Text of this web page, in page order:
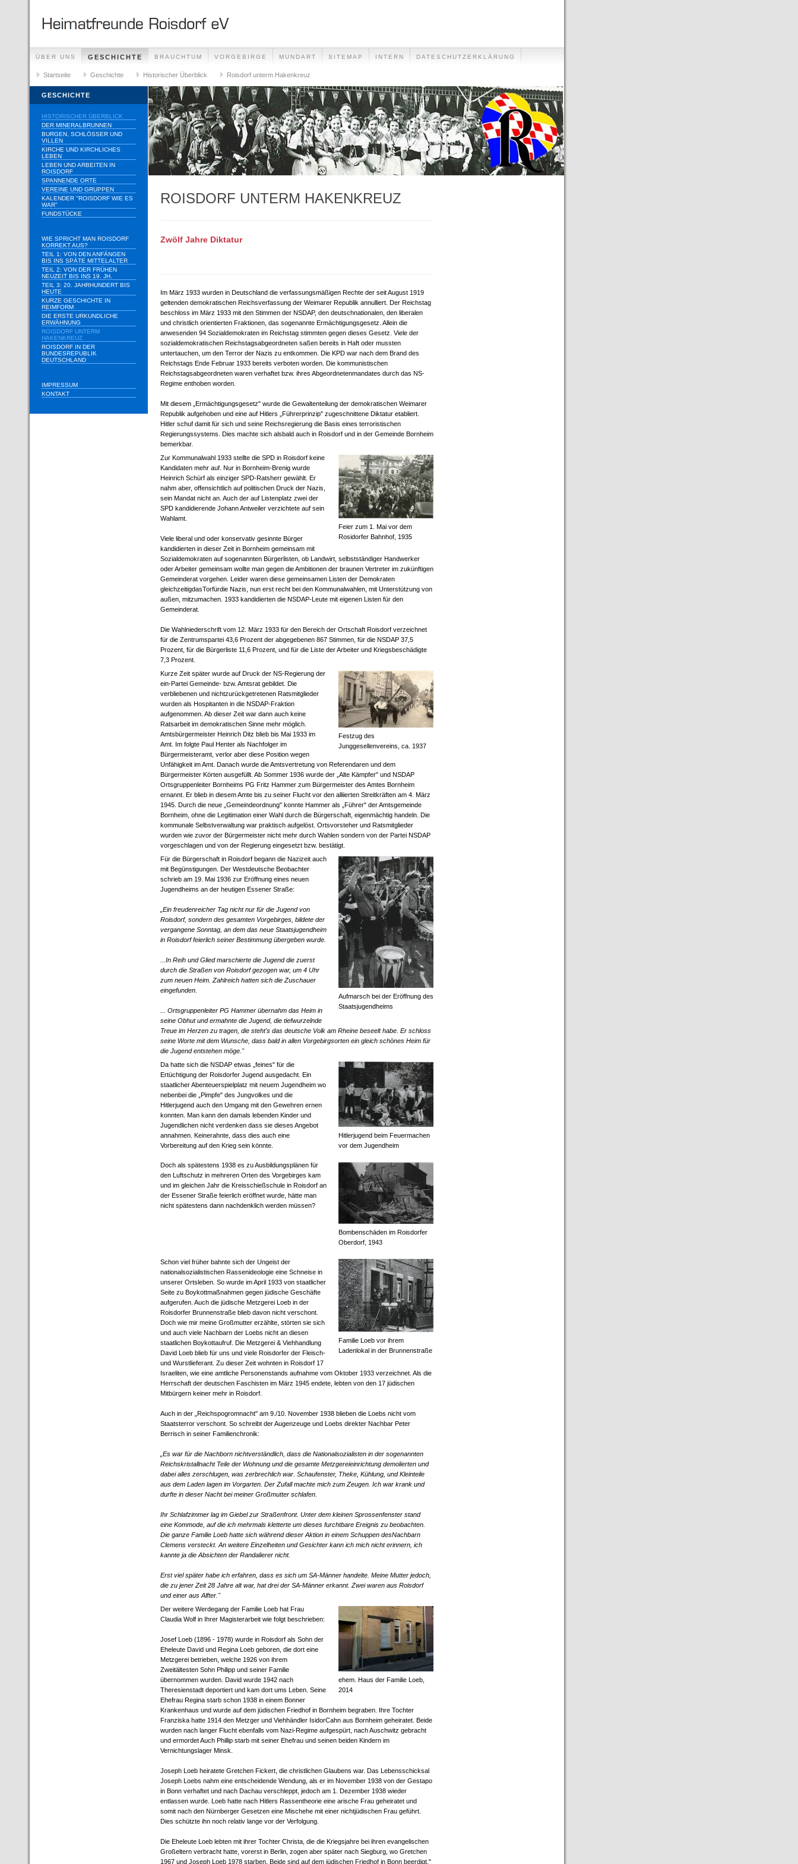
ÜBER UNS GESCHICHTE BRAUCHTUM VORGEBIRGE MUNDART SITEMAP INTERN DATESCHUTZERKLÄRUNG
Startseite Geschichte Historischer Überblick Roisdorf unterm Hakenkreuz
GESCHICHTE
HISTORISCHER ÜBERBLICK
DER MINERALBRUNNEN
BURGEN, SCHLÖSSER UND
VILLEN
KIRCHE UND KIRCHLICHES
LEBEN
LEBEN UND ARBEITEN IN
ROISDORF
SPANNENDE ORTE
VEREINE UND GRUPPEN
KALENDER "ROISDORF WIE ES
WAR"
FUNDSTÜCKE
WIE SPRICHT MAN ROISDORF
KORREKT AUS?
TEIL 1: VON DEN ANFÄNGEN
BIS INS SPÄTE MITTELALTER
TEIL 2: VON DER FRÜHEN
NEUZEIT BIS INS 19. JH.
TEIL 3: 20. JAHRHUNDERT BIS
HEUTE
KURZE GESCHICHTE IN
REIMFORM
DIE ERSTE URKUNDLICHE
ERWÄHNUNG
ROISDORF UNTERM
HAKENKREUZ
ROISDORF IN DER
BUNDESREPUBLIK
DEUTSCHLAND
IMPRESSUM
KONTAKT
ROISDORF UNTERM HAKENKREUZ
Zwölf Jahre Diktatur
Im März 1933 wurden in Deutschland die verfassungsmäßigen Rechte der seit August 1919
geltenden demokratischen Reichsverfassung der Weimarer Republik annulliert. Der Reichstag
beschloss im März 1933 mit den Stimmen der NSDAP, den deutschnationalen, den liberalen
und christlich orientierten Fraktionen, das sogenannte Ermächtigungsgesetz. Allein die
anwesenden 94 Sozialdemokraten im Reichstag stimmten gegen dieses Gesetz. Viele der
sozialdemokratischen Reichstagsabgeordneten saßen bereits in Haft oder mussten
untertauchen, um den Terror der Nazis zu entkommen. Die KPD war nach dem Brand des
Reichstags Ende Februar 1933 bereits verboten worden. Die kommunistischen
Reichstagsabgeordneten waren verhaftet bzw. ihres Abgeordnetenmandates durch das NS-
Regime enthoben worden.
Mit diesem „Ermächtigungsgesetz" wurde die Gewaltenteilung der demokratischen Weimarer
Republik aufgehoben und eine auf Hitlers „Führerprinzip" zugeschnittene Diktatur etabliert.
Hitler schuf damit für sich und seine Reichsregierung die Basis eines terroristischen
Regierungssystems. Dies machte sich alsbald auch in Roisdorf und in der Gemeinde Bornheim
bemerkbar.
Feier zum 1. Mai vor dem
Rosidorfer Bahnhof, 1935
Zur Kommunalwahl 1933 stellte die SPD in Roisdorf keine
Kandidaten mehr auf. Nur in Bornheim-Brenig wurde
Heinrich Schürf als einziger SPD-Ratsherr gewählt. Er
nahm aber, offensichtlich auf politischen Druck der Nazis,
sein Mandat nicht an. Auch der auf Listenplatz zwei der
SPD kandidierende Johann Antweiler verzichtete auf sein
Wahlamt.
Viele liberal und oder konservativ gesinnte Bürger
kandidierten in dieser Zeit in Bornheim gemeinsam mit
Sozialdemokraten auf sogenannten Bürgerlisten, ob Landwirt, selbstständiger Handwerker
oder Arbeiter gemeinsam wollte man gegen die Ambitionen der braunen Vertreter im zukünftigen
Gemeinderat vorgehen. Leider waren diese gemeinsamen Listen der Demokraten
gleichzeitigdasTorfürdie Nazis, nun erst recht bei den Kommunalwahlen, mit Unterstützung von
außen, mitzumachen. 1933 kandidierten die NSDAP-Leute mit eigenen Listen für den
Gemeinderat.
Die Wahlniederschrift vom 12. März 1933 für den Bereich der Ortschaft Roisdorf verzeichnet
für die Zentrumspartei 43,6 Prozent der abgegebenen 867 Stimmen, für die NSDAP 37,5
Prozent, für die Bürgerliste 11,6 Prozent, und für die Liste der Arbeiter und Kriegsbeschädigte
7,3 Prozent.
Festzug des
Junggesellenvereins, ca. 1937
Kurze Zeit später wurde auf Druck der NS-Regierung der
ein-Partei Gemeinde- bzw. Amtsrat gebildet. Die
verbliebenen und nichtzurückgetretenen Ratsmitglieder
wurden als Hospitanten in die NSDAP-Fraktion
aufgenommen. Ab dieser Zeit war dann auch keine
Ratsarbeit im demokratischen Sinne mehr möglich.
Amtsbürgermeister Heinrich Ditz blieb bis Mai 1933 im
Amt. Im folgte Paul Henter als Nachfolger im
Bürgermeisteramt, verlor aber diese Position wegen
Unfähigkeit im Amt. Danach wurde die Amtsvertretung von Referendaren und dem
Bürgermeister Körten ausgefüllt. Ab Sommer 1936 wurde der „Alte Kämpfer" und NSDAP
Ortsgruppenleiter Bornheims PG Fritz Hammer zum Bürgermeister des Amtes Bornheim
ernannt. Er blieb in diesem Amte bis zu seiner Flucht vor den alliierten Streitkräften am 4. März
1945. Durch die neue „Gemeindeordnung" konnte Hammer als „Führer" der Amtsgemeinde
Bornheim, ohne die Legitimation einer Wahl durch die Bürgerschaft, eigenmächtig handeln. Die
kommunale Selbstverwaltung war praktisch aufgelöst. Ortsvorsteher und Ratsmitglieder
wurden wie zuvor der Bürgermeister nicht mehr durch Wahlen sondern von der Partei NSDAP
vorgeschlagen und von der Regierung eingesetzt bzw. bestätigt.
Aufmarsch bei der Eröffnung des
Staatsjugendheims
Für die Bürgerschaft in Roisdorf begann die Nazizeit auch
mit Begünstigungen. Der Westdeutsche Beobachter
schrieb am 19. Mai 1936 zur Eröffnung eines neuen
Jugendheims an der heutigen Essener Straße:
„Ein freudenreicher Tag nicht nur für die Jugend von
Roisdorf, sondern des gesamten Vorgebirges, bildete der
vergangene Sonntag, an dem das neue Staatsjugendheim
in Roisdorf feierlich seiner Bestimmung übergeben wurde.
...In Reih und Glied marschierte die Jugend die zuerst
durch die Straßen von Roisdorf gezogen war, um 4 Uhr
zum neuen Heim. Zahlreich hatten sich die Zuschauer
eingefunden.
... Ortsgruppenleiter PG Hammer übernahm das Heim in
seine Obhut und ermahnte die Jugend, die tiefwurzelnde
Treue im Herzen zu tragen, die steht's das deutsche Volk am Rheine beseelt habe. Er schloss
seine Worte mit dem Wunsche, dass bald in allen Vorgebirgsorten ein gleich schönes Heim für
die Jugend entstehen möge."
Hitlerjugend beim Feuermachen
vor dem Jugendheim
Da hatte sich die NSDAP etwas „feines" für die
Ertüchtigung der Roisdorfer Jugend ausgedacht. Ein
staatlicher Abenteuerspielplatz mit neuem Jugendheim wo
nebenbei die „Pimpfe" des Jungvolkes und die
Hitlerjugend auch den Umgang mit den Gewehren ernen
konnten. Man kann den damals lebenden Kinder und
Jugendlichen nicht verdenken dass sie dieses Angebot
annahmen. Keinerahnte, dass dies auch eine
Vorbereitung auf den Krieg sein könnte.
Bombenschäden im Roisdorfer
Oberdorf, 1943
Doch als spätestens 1938 es zu Ausbildungsplänen für
den Luftschutz in mehreren Orten des Vorgebirges kam
und im gleichen Jahr die Kreisschießschule in Roisdorf an
der Essener Straße feierlich eröffnet wurde, hätte man
nicht spätestens dann nachdenklich werden müssen?
Familie Loeb vor ihrem
Ladenlokal in der Brunnenstraße
Schon viel früher bahnte sich der Ungeist der
nationalsozialistischen Rassenideologie eine Schneise in
unserer Ortsleben. So wurde im April 1933 von staatlicher
Seite zu Boykottmaßnahmen gegen jüdische Geschäfte
aufgerufen. Auch die jüdische Metzgerei Loeb in der
Roisdorfer Brunnenstraße blieb davon nicht verschont.
Doch wie mir meine Großmutter erzählte, störten sie sich
und auch viele Nachbarn der Loebs nicht an diesen
staatlichen Boykottaufruf. Die Metzgerei & Viehhandlung
David Loeb blieb für uns und viele Roisdorfer der Fleisch-
und Wurstlieferant. Zu dieser Zeit wohnten in Roisdorf 17
Israeliten, wie eine amtliche Personenstands aufnahme vom Oktober 1933 verzeichnet. Als die
Herrschaft der deutschen Faschisten im März 1945 endete, lebten von den 17 jüdischen
Mitbürgern keiner mehr in Roisdorf.
Auch in der „Reichspogromnacht" am 9./10. November 1938 blieben die Loebs nicht vom
Staatsterror verschont. So schreibt der Augenzeuge und Loebs direkter Nachbar Peter
Berrisch in seiner Familienchronik:
„Es war für die Nachborn nichtverständlich, dass die Nationalsozialisten in der sogenannten
Reichskristallnacht Teile der Wohnung und die gesamte Metzgereieinrichtung demolierten und
dabei alles zerschlugen, was zerbrechlich war. Schaufenster, Theke, Kühlung, und Kleinteile
aus dem Laden lagen im Vorgarten. Der Zufall machte mich zum Zeugen. Ich war krank und
durfte in dieser Nacht bei meiner Großmutter schlafen.
Ihr Schlafzimmer lag im Giebel zur Straßenfront. Unter dem kleinen Sprossenfenster stand
eine Kommode, auf die ich mehrmals kletterte um dieses furchtbare Ereignis zu beobachten.
Die ganze Familie Loeb hatte sich während dieser Aktion in einem Schuppen desNachbarn
Clemens versteckt. An weitere Einzelheiten und Gesichter kann ich mich nicht erinnern, ich
kannte ja die Absichten der Randalierer nicht.
Erst viel später habe ich erfahren, dass es sich um SA-Männer handelte. Meine Mutter jedoch,
die zu jener Zeit 28 Jahre alt war, hat drei der SA-Männer erkannt. Zwei waren aus Roisdorf
und einer aus Alfter."
ehem. Haus der Familie Loeb,
2014
Der weitere Werdegang der Familie Loeb hat Frau
Claudia Wolf in Ihrer Magisterarbeit wie folgt beschrieben:
Josef Loeb (1896 - 1978) wurde in Roisdorf als Sohn der
Eheleute David und Regina Loeb geboren, die dort eine
Metzgerei betrieben, welche 1926 von ihrem
Zweitältesten Sohn Philipp und seiner Familie
übernommen wurden. David wurde 1942 nach
Theresienstadt deportiert und kam dort ums Leben. Seine
Ehefrau Regina starb schon 1938 in einem Bonner
Krankenhaus und wurde auf dem jüdischen Friedhof in Bornheim begraben. Ihre Tochter
Franziska hatte 1914 den Metzger und Viehhändler IsidorCahn aus Bornheim geheiratet. Beide
wurden nach langer Flucht ebenfalls vom Nazi-Regime aufgespürt, nach Auschwitz gebracht
und ermordet Auch Phillip starb mit seiner Ehefrau und seinen beiden Kindern im
Vernichtungslager Minsk.
Joseph Loeb heiratete Gretchen Fickert, die christlichen Glaubens war. Das Lebensschicksal
Joseph Loebs nahm eine entscheidende Wendung, als er im November 1938 von der Gestapo
in Bonn verhaftet und nach Dachau verschleppt, jedoch am 1. Dezember 1938 wieder
entlassen wurde. Loeb hatte nach Hitlers Rassentheorie eine arische Frau geheiratet und
somit nach den Nürnberger Gesetzen eine Mischehe mit einer nichtjüdischen Frau geführt.
Dies schützte ihn noch relativ lange vor der Verfolgung.
Die Eheleute Loeb lebten mit ihrer Tochter Christa, die die Kriegsjahre bei ihren evangelischen
Großeltern verbracht hatte, vorerst in Berlin, zogen aber später nach Siegburg, wo Gretchen
1967 und Joseph Loeb 1978 starben. Beide sind auf dem jüdischen Friedhof in Bonn beerdigt."